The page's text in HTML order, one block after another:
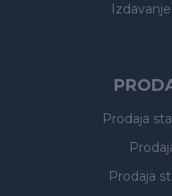
Prodaja
Prodaja